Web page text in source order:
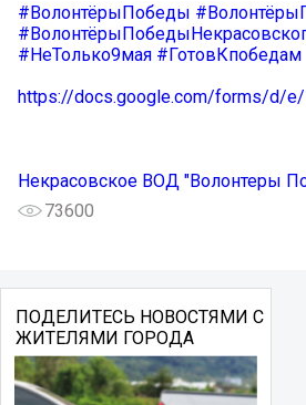
#ВолонтёрыПобеды
#НеТолько9мая #ГотовКпобедам
https://docs.google.com/forms/d/e/
Некрасовское ВОД "Волонтеры
73600
ПОДЕЛИТЕСЬ НОВОСТЯМИ С
ЖИТЕЛЯМИ ГОРОДА